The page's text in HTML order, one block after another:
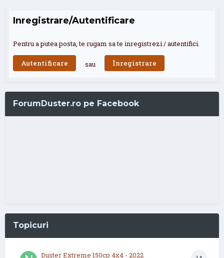
Inregistrare/Autentificare
Pentru a putea posta, te rugam sa te inregistrezi / autentifici.
Autentificare sau Înregistrare
ForumDuster.ro pe Facebook
Topicuri
Duster Extreme 150cp 4x4 - 2022